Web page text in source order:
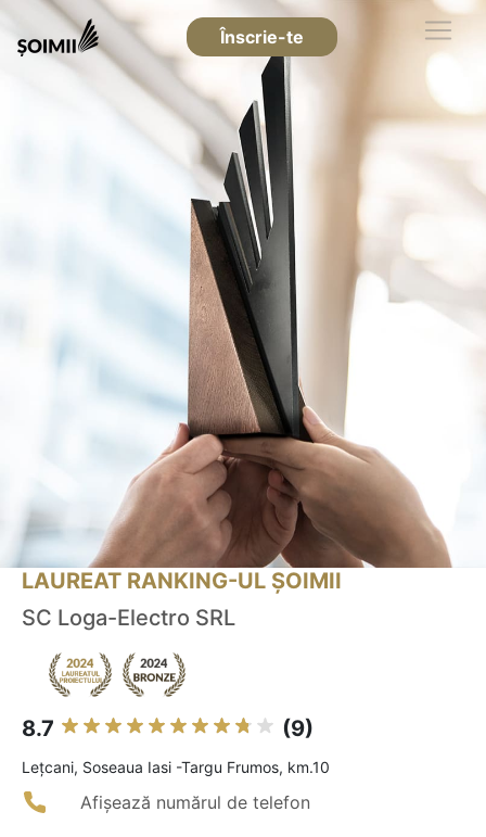
Înscrie-te
LAUREAT RANKING-UL ȘOIMII
SC Loga-Electro SRL
8.7 (9)
Leţcani, Soseaua Iasi -Targu Frumos, km.10
Afișează numărul de telefon